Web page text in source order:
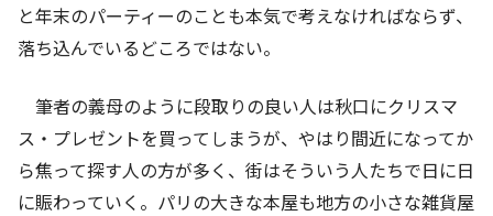
と年末のパーティーのことも本気で考えなければならず、
落ち込んでいるどころではない。
筆者の義母のように段取りの良い人は秋口にクリスマ
ス・プレゼントを買ってしまうが、やはり間近になってか
ら焦って探す人の方が多く、街はそういう人たちで日に日
に賑わっていく。パリの大きな本屋も地方の小さな雑貨屋